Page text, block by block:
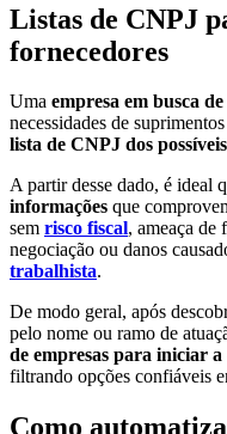
Listas de CNPJ
fornecedores
Uma empresa em busca
necessidades de suprimentos
lista de CNPJ dos
A partir desse dado, é ideal
informações que
sem risco fiscal, ameaça de
negociação ou danos
trabalhista.
De modo geral, após
pelo nome ou ramo de
de empresas para iniciar
filtrando opções confiáveis
Como